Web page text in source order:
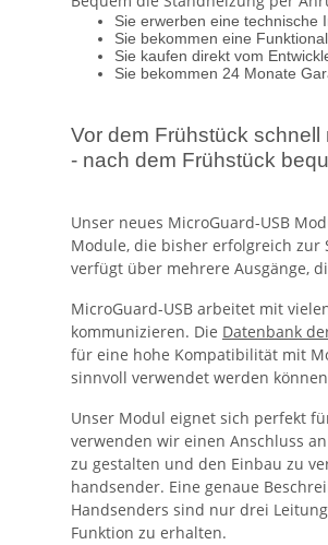
Sie erwerben eine technische
Sie bekommen eine
Sie kaufen direkt vom
Sie bekommen 24 Monate
Vor dem Frühstück
- nach dem Frühstück
Unser neues MicroGuard-USB
Module, die bisher erfolgreich zur
verfügt über mehrere Ausgänge,
MicroGuard-USB arbeitet mit
kommunizieren. Die Datenbank
für eine hohe Kompatibilität mit
sinnvoll verwendet werden
Unser Modul eignet sich perfekt
verwenden wir einen Anschluss
zu gestalten und den Einbau zu
handsender. Eine genaue
Handsenders sind nur drei
Funktion zu erhalten.